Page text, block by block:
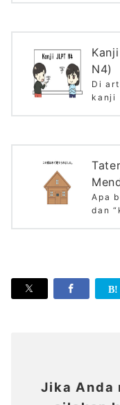
N4)
Di
kanji
Apa
dan
Jika Anda